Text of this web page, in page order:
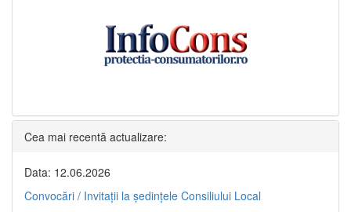
Cea mai recentă actualizare:
Data: 12.06.2026
Convocări / Invitaţii la şedinţele Consiliului Local